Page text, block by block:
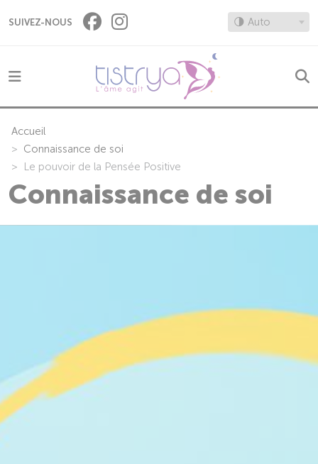
SUIVEZ-NOUS 🌗 Auto
Accueil
Connaissance de soi
Le pouvoir de la Pensée Positive
Connaissance de soi